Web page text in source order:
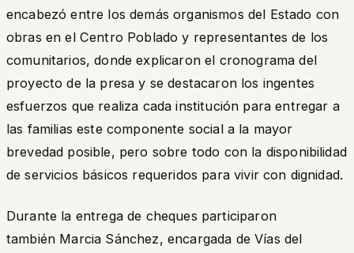
encabezó entre los demás organismos del Estado con
obras en el Centro Poblado y representantes de los
comunitarios, donde explicaron el cronograma del
proyecto de la presa y se destacaron los ingentes
esfuerzos que realiza cada institución para entregar a
las familias este componente social a la mayor
brevedad posible, pero sobre todo con la disponibilidad
de servicios básicos requeridos para vivir con dignidad.
Durante la entrega de cheques participaron
también Marcia Sánchez, encargada de Vías del